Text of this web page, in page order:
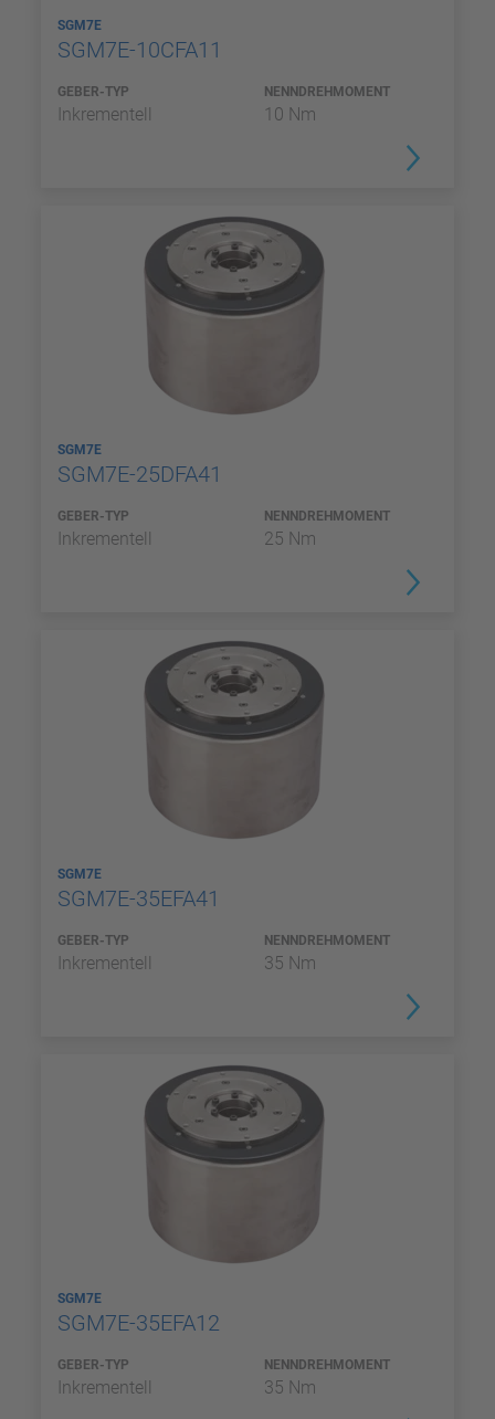
SGM7E
SGM7E-10CFA11
GEBER-TYP
Inkrementell
NENNDREHMOMENT
10 Nm
SGM7E
SGM7E-25DFA41
GEBER-TYP
Inkrementell
NENNDREHMOMENT
25 Nm
SGM7E
SGM7E-35EFA41
GEBER-TYP
Inkrementell
NENNDREHMOMENT
35 Nm
SGM7E
SGM7E-35EFA12
GEBER-TYP
Inkrementell
NENNDREHMOMENT
35 Nm